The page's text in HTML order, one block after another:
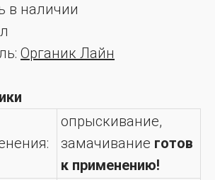
в наличии
Органик Лайн
опрыскивание,
замачивание готов
к применению!
для дома и окружающей
для применения в
для комнатных и